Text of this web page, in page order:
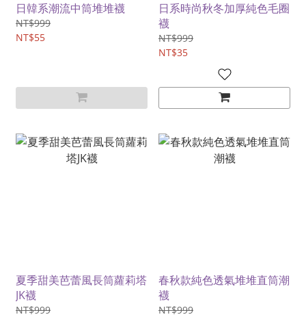
日韓系潮流中筒堆堆襪
NT$999
NT$55
日系時尚秋冬加厚純色毛圈
襪
NT$999
NT$35
夏季甜美芭蕾風長筒蘿莉塔
JK襪
NT$999
春秋款純色透氣堆堆直筒潮
襪
NT$999